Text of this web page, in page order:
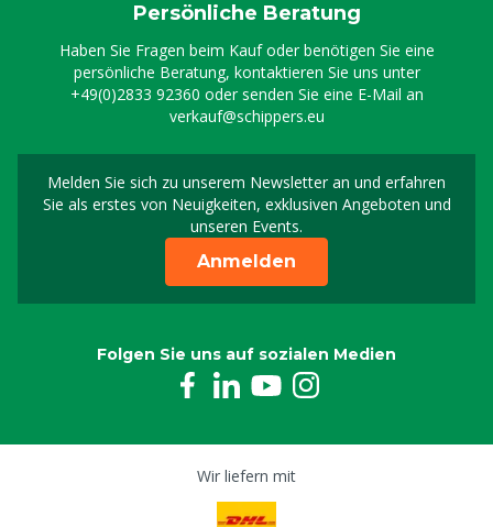
Persönliche Beratung
Haben Sie Fragen beim Kauf oder benötigen Sie eine
persönliche Beratung, kontaktieren Sie uns unter
+49(0)2833 92360 oder senden Sie eine E-Mail an
verkauf@schippers.eu
Melden Sie sich zu unserem Newsletter an und erfahren
Sie als erstes von Neuigkeiten, exklusiven Angeboten und
unseren Events.
Melden Sie sich für
Anmelden
Folgen Sie uns auf sozialen Medien
Wir liefern mit